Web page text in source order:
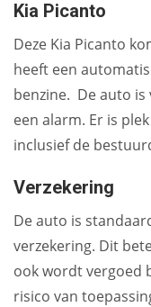
Kia Picanto
Deze Kia Picanto
heeft een
benzine. De auto
een alarm. Er is
inclusief de
Verzekering
De auto is
verzekering. Dit
ook wordt vergoed
risico van